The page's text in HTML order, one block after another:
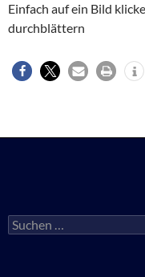
Einfach auf ein Bild
durchblättern
Suchen
nach: